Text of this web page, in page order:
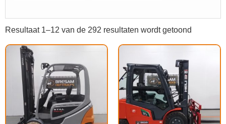
Resultaat 1–12 van de 292 resultaten wordt getoond